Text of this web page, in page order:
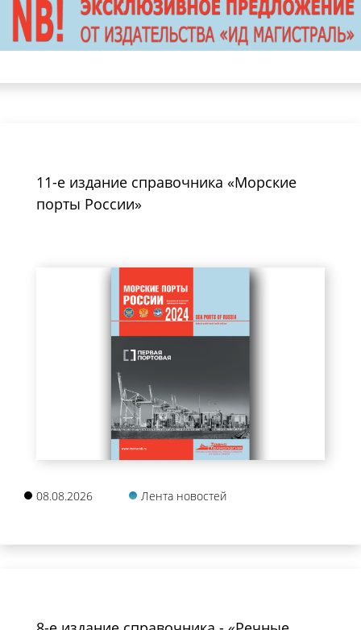
11-е издание справочника «Морские
порты России»
08.08.2026 Лента новостей